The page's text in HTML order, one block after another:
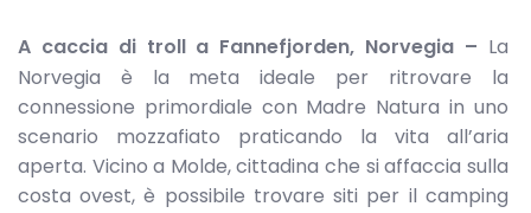
A caccia di troll a Fannefjorden, Norvegia – La
Norvegia è la meta ideale per ritrovare la
connessione primordiale con Madre Natura in uno
scenario mozzafiato praticando la vita all’aria
aperta. Vicino a Molde, cittadina che si affaccia sulla
costa ovest, è possibile trovare siti per il camping